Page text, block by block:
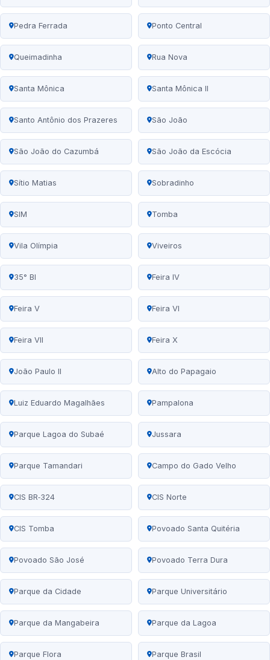
Pedra Ferrada Ponto Central
Queimadinha Rua Nova
Santa Mônica Santa Mônica II
Santo Antônio dos Prazeres São João
São João do Cazumbá São João da Escócia
Sítio Matias Sobradinho
SIM Tomba
Vila Olímpia Viveiros
35° BI Feira IV
Feira V Feira VI
Feira VII Feira X
João Paulo II Alto do Papagaio
Luiz Eduardo Magalhães Pampalona
Parque Lagoa do Subaé Jussara
Parque Tamandari Campo do Gado Velho
CIS BR‑324 CIS Norte
CIS Tomba Povoado Santa Quitéria
Povoado São José Povoado Terra Dura
Parque da Cidade Parque Universitário
Parque da Mangabeira Parque da Lagoa
Parque Flora Parque Brasil